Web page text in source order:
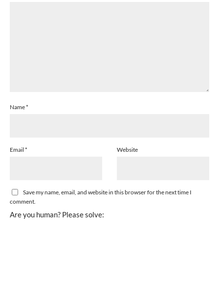
Name*
Email * Website
Save my name, email, and website in this browser for the next time I
comment.
Are you human? Please solve: